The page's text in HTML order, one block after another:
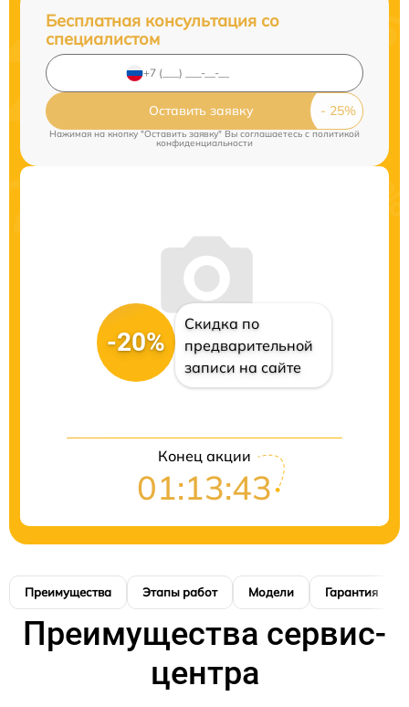
Бесплатная консультация со
специалистом
Оставить заявку
Нажимая на кнопку "Оставить заявку" Вы соглашаетесь cполитикой
конфиденциальности
-20%
Скидка по
предварительной
записи на сайте
Конец акции
01:13:42
Преимущества Этапы работ Модели Гарантия
Преимущества сервис-
центра